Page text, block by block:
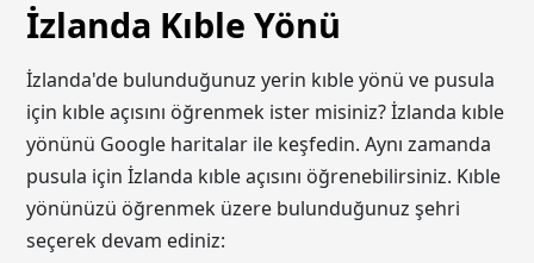
İzlanda Kıble Yönü
İzlanda'de bulunduğunuz yerin kıble yönü ve pusula
için kıble açısını öğrenmek ister misiniz? İzlanda kıble
yönünü Google haritalar ile keşfedin. Aynı zamanda
pusula için İzlanda kıble açısını öğrenebilirsiniz. Kıble
yönünüzü öğrenmek üzere bulunduğunuz şehri
seçerek devam ediniz: